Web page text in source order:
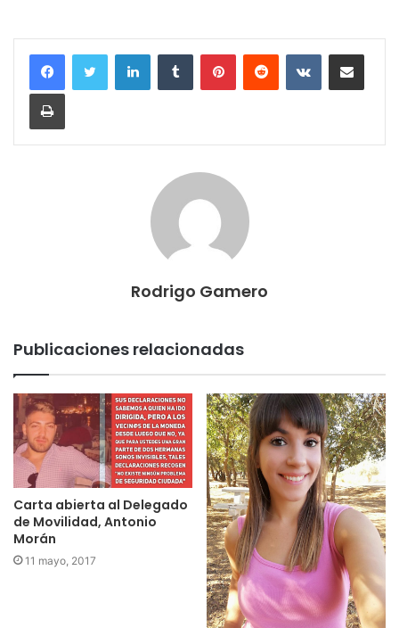
Rodrigo Gamero
Publicaciones relacionadas
Carta abierta al Delegado
de Movilidad, Antonio
Morán
11 mayo, 2017